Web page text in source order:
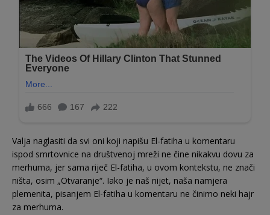
Valja naglasiti da svi oni koji napišu El-fatiha u komentaru
ispod smrtovnice na društvenoj mreži ne čine nikakvu dovu za
merhuma, jer sama riječ El-fatiha, u ovom kontekstu, ne znači
ništa, osim „Otvaranje“. Iako je naš nijet, naša namjera
plemenita, pisanjem El-fatiha u komentaru ne činimo neki hajr
za merhuma.